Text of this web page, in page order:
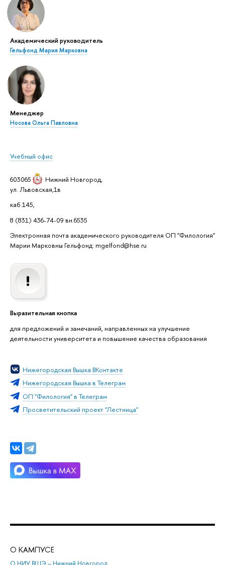
Академический руководитель
Гельфонд Мария Марковна
Менеджер
Носова Ольга Павловна
Учебный офис
603065 Нижний Новгород,
ул. Львовская,1в
каб.145,
8 (831) 436-74-09 вн.6535
Электронная почта академического руководителя ОП "Филология"
Марии Марковны Гельфонд: mgelfond@hse.ru
Выразительная кнопка
для предложений и замечаний, направленных на улучшение
деятельности университета и повышение качества образования
Нижегородская Вышка ВКонтакте
Нижегородская Вышка в Телеграм
ОП "Филология" в Телеграм
Просветительский проект "Лестница"
О КАМПУСЕ